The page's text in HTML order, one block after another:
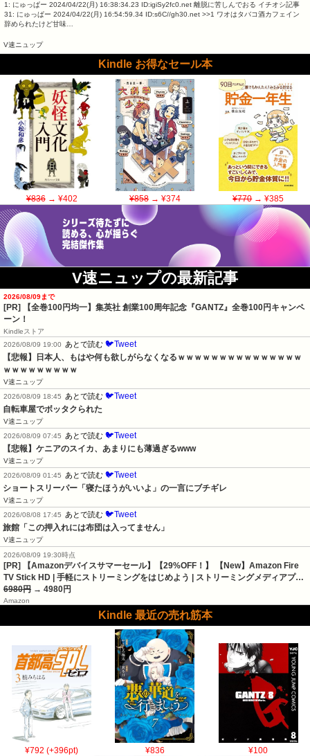
1: にゅっぱー 2024/04/22(月) 16:38:34.23 ID:igiSy2fc0.net 離脱に苦しんでおる イチオシ記事
31: にゅっぱー 2024/04/22(月) 16:54:59.34 ID:s6C//gh30.net >>1 ワオはタバコ酒カフェイン
辞められたけど甘味…
V速ニュップ
Kindle お得なセール本
¥836→ ¥402 ¥858→ ¥374 ¥770→ ¥385
V速ニュップの最新記事
2026/08/09まで
[PR]
【全巻100円均一】集英社 創業100周年記念『GANTZ』全巻100円キャンペ
ーン！
Kindleストア
2026/08/09 19:00
あとで読む 🐦Tweet
【悲報】日本人、もはや何も欲しがらなくなるｗｗｗｗｗｗｗｗｗｗｗｗｗｗｗ
ｗｗｗｗｗｗｗｗｗ
V速ニュップ
2026/08/09 18:45
あとで読む 🐦Tweet
自転車屋でボッタクられた
V速ニュップ
2026/08/09 07:45
あとで読む 🐦Tweet
【悲報】ケニアのスイカ、あまりにも薄過ぎるwww
V速ニュップ
2026/08/09 01:45
あとで読む 🐦Tweet
ショートスリーパー「寝たほうがいいよ」の一言にブチギレ
V速ニュップ
2026/08/08 17:45
あとで読む 🐦Tweet
旅館「この押入れには布団は入ってません」
V速ニュップ
2026/08/09 19:30時点
[PR] 【Amazonデバイスサマーセール】【29%OFF！】 【New】Amazon Fire
TV Stick HD | 手軽にストリーミングをはじめよう | ストリーミングメディアプ…
6980円 → 4980円
Amazon
Kindle 最近の売れ筋本
¥792 (+396pt) ¥836 ¥100